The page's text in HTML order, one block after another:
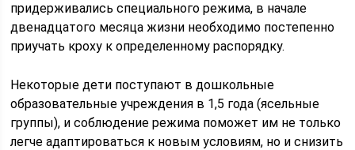
придерживались специального режима, в начале
двенадцатого месяца жизни необходимо постепенно
приучать кроху к определенному распорядку.
Некоторые дети поступают в дошкольные
образовательные учреждения в 1,5 года (ясельные
группы), и соблюдение режима поможет им не только
легче адаптироваться к новым условиям, но и снизить